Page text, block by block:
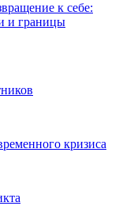
к себе:
и границы
кризиса